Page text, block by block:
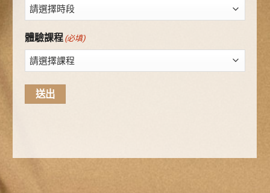
體驗課程 (必填)